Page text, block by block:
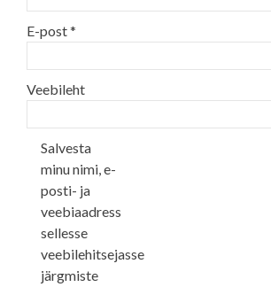
E-post*
Veebileht
Salvesta
minu nimi, e-
posti- ja
veebiaadress
sellesse
veebilehitsejasse
järgmiste